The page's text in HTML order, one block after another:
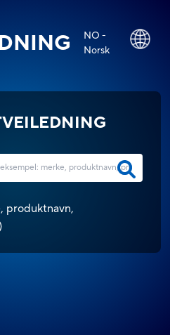
NO -
Norsk
produktnavn,